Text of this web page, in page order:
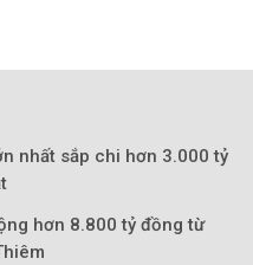
nhất sắp chi hơn 3.000 tỷ
hơn 8.800 tỷ đồng từ